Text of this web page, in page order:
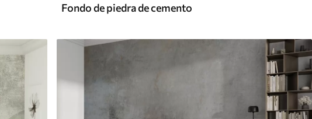
Fondo de piedra de cemento